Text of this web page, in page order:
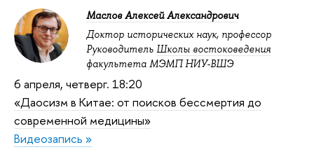
Маслов Алексей Александрович
Доктор исторических наук, профессор
Руководитель Школы востоковедения
факультета МЭМП НИУ-ВШЭ
6 апреля, четверг. 18:20
«Даосизм в Китае: от поисков бессмертия до
современной медицины»
Видеозапись »